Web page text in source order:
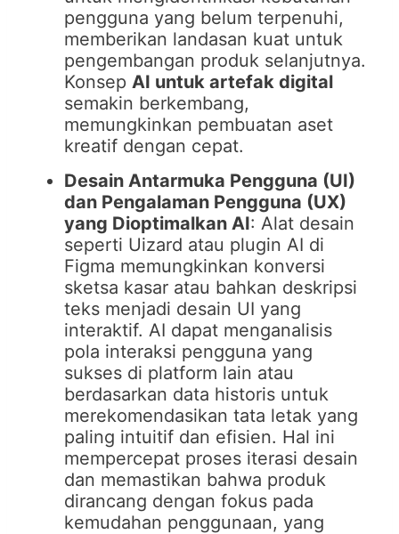
pengguna yang belum terpenuhi,
memberikan landasan kuat untuk
pengembangan produk selanjutnya.
Konsep AI untuk artefak digital
semakin berkembang,
memungkinkan pembuatan aset
kreatif dengan cepat.
Desain Antarmuka Pengguna (UI)
dan Pengalaman Pengguna (UX)
yang Dioptimalkan AI: Alat desain
seperti Uizard atau plugin AI di
Figma memungkinkan konversi
sketsa kasar atau bahkan deskripsi
teks menjadi desain UI yang
interaktif. AI dapat menganalisis
pola interaksi pengguna yang
sukses di platform lain atau
berdasarkan data historis untuk
merekomendasikan tata letak yang
paling intuitif dan efisien. Hal ini
mempercepat proses iterasi desain
dan memastikan bahwa produk
dirancang dengan fokus pada
kemudahan penggunaan, yang